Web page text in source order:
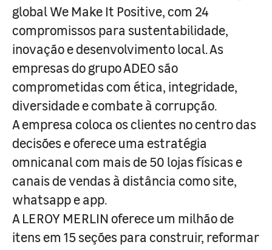
global We Make It Positive, com 24
compromissos para sustentabilidade,
inovação e desenvolvimento local. As
empresas do grupo ADEO são
comprometidas com ética, integridade,
diversidade e combate à corrupção.
A empresa coloca os clientes no centro das
decisões e oferece uma estratégia
omnicanal com mais de 50 lojas físicas e
canais de vendas à distância como site,
whatsapp e app.
A LEROY MERLIN oferece um milhão de
itens em 15 seções para construir, reformar